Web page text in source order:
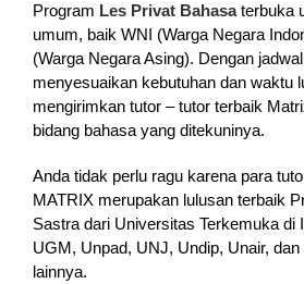
Program Les Privat Bahasaterbuka
umum, baik WNI (Warga Negara
(Warga Negara Asing). Dengan
menyesuaikan kebutuhan dan waktu
mengirimkan tutor – tutor terbaik
bidang bahasa yang ditekuninya.
Anda tidak perlu ragu karena para
MATRIX merupakan lulusan terbaik
Sastra dari Universitas Terkemuka di
UGM, Unpad, UNJ, Undip, Unair,
lainnya.